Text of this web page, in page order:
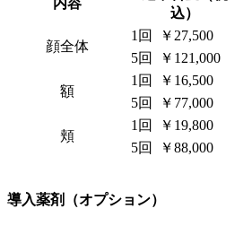
内容
込）
顔全体
1回
￥27,500
5回
￥121,000
額
1回
￥16,500
5回
￥77,000
頬
1回
￥19,800
5回
￥88,000
導入薬剤（オプション）